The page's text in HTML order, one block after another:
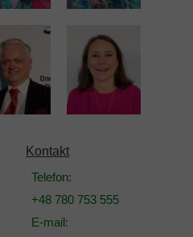
Kontakt
Telefon:
+48 780 753 555
E-mail: